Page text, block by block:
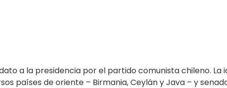
a la presidencia por el partido comunista chileno.
países de oriente – Birmania, Ceylán y Java – y